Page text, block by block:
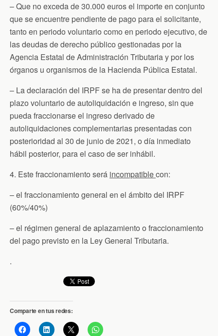
– Que no exceda de 30.000 euros el importe en conjunto
que se encuentre pendiente de pago para el solicitante,
tanto en periodo voluntario como en periodo ejecutivo, de
las deudas de derecho público gestionadas por la
Agencia Estatal de Administración Tributaria y por los
órganos u organismos de la Hacienda Pública Estatal.
– La declaración del IRPF se ha de presentar dentro del
plazo voluntario de autoliquidación e ingreso, sin que
pueda fraccionarse el ingreso derivado de
autoliquidaciones complementarias presentadas con
posterioridad al 30 de junio de 2021, o día inmediato
hábil posterior, para el caso de ser inhábil.
4. Este fraccionamiento será incompatiblecon:
– el fraccionamiento general en el ámbito del IRPF
(60%/40%)
– el régimen general de aplazamiento o fraccionamiento
del pago previsto en la Ley General Tributaria.
.
Comparte en tus redes: